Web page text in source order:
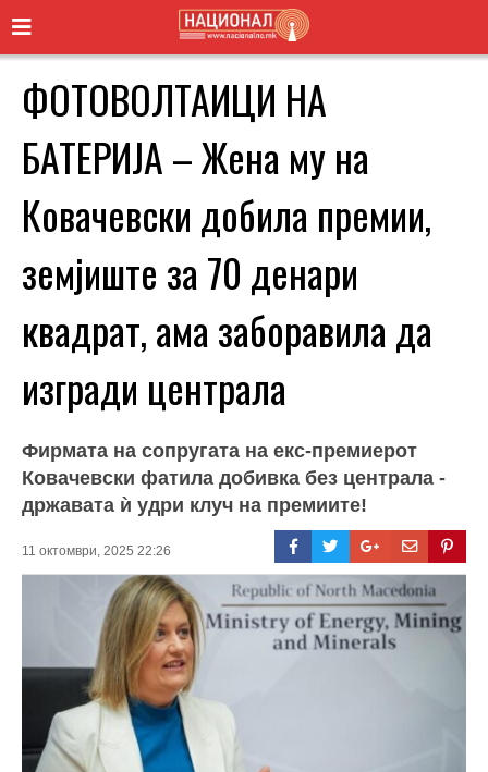
ФОТОВОЛТАИЦИ НА
БАТЕРИЈА – Жена му на
Ковачевски добила премии,
земјиште за 70 денари
квадрат, ама заборавила да
изгради централа
Фирмата на сопругата на екс-премиерот
Ковачевски фатила добивка без централа -
државата ѝ удри клуч на премиите!
11 октомври, 2025 22:26